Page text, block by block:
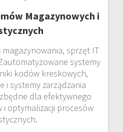
Magazynowych i
sprzęt IT
systemy
kodów kreskowych,
i systemy zarządzania
dla efektywnego
i optymalizacji procesów